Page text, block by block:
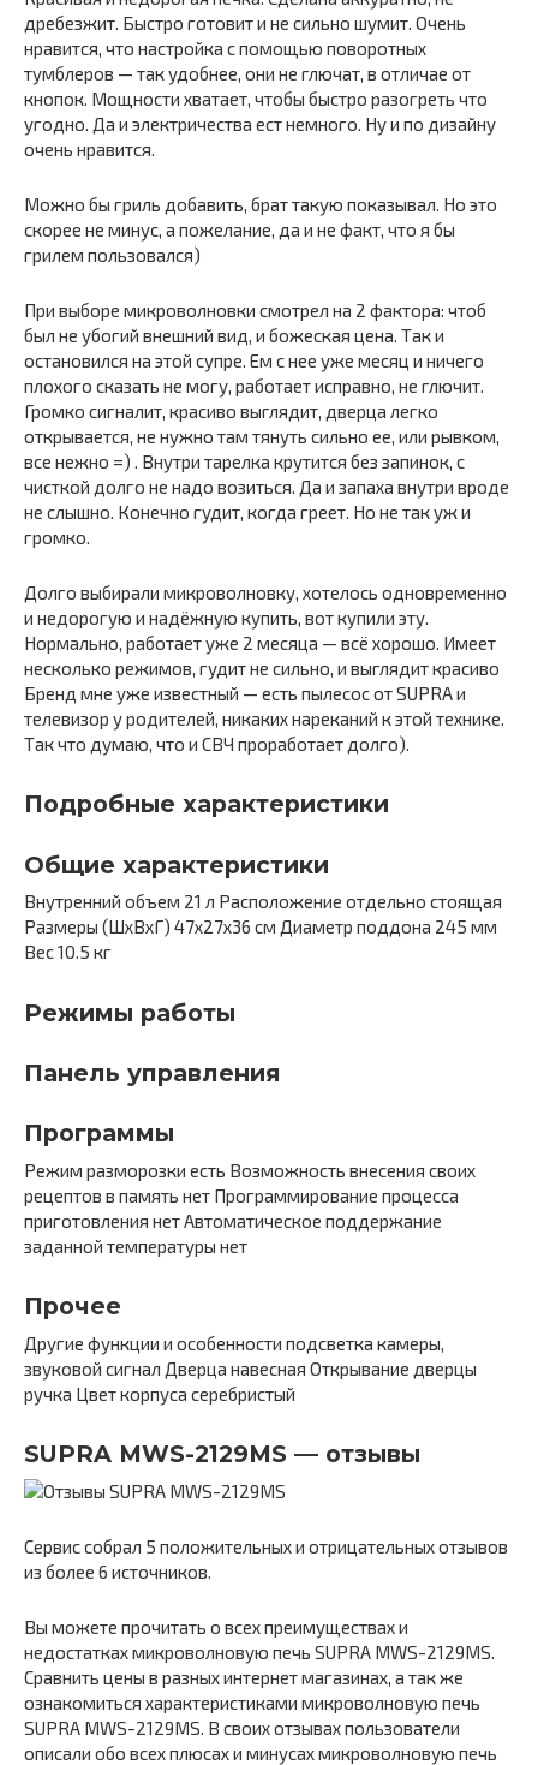
дребезжит. Быстро готовит и не сильно шумит. Очень
нравится, что настройка с помощью поворотных
тумблеров — так удобнее, они не глючат, в отличае от
кнопок. Мощности хватает, чтобы быстро разогреть что
угодно. Да и электричества ест немного. Ну и по дизайну
очень нравится.
Можно бы гриль добавить, брат такую показывал. Но это
скорее не минус, а пожелание, да и не факт, что я бы
грилем пользовался)
При выборе микроволновки смотрел на 2 фактора: чтоб
был не убогий внешний вид, и божеская цена. Так и
остановился на этой супре. Ем с нее уже месяц и ничего
плохого сказать не могу, работает исправно, не глючит.
Громко сигналит, красиво выглядит, дверца легко
открывается, не нужно там тянуть сильно ее, или рывком,
все нежно =) . Внутри тарелка крутится без запинок, с
чисткой долго не надо возиться. Да и запаха внутри вроде
не слышно. Конечно гудит, когда греет. Но не так уж и
громко.
Долго выбирали микроволновку, хотелось одновременно
и недорогую и надёжную купить, вот купили эту.
Нормально, работает уже 2 месяца — всё хорошо. Имеет
несколько режимов, гудит не сильно, и выглядит красиво
Бренд мне уже известный — есть пылесос от SUPRA и
телевизор у родителей, никаких нареканий к этой технике.
Так что думаю, что и СВЧ проработает долго).
Подробные характеристики
Общие характеристики
Внутренний объем 21 л Расположение отдельно стоящая
Размеры (ШxВxГ) 47x27x36 cм Диаметр поддона 245 мм
Вес 10.5 кг
Режимы работы
Панель управления
Программы
Режим разморозки есть Возможность внесения своих
рецептов в память нет Программирование процесса
приготовления нет Автоматическое поддержание
заданной температуры нет
Прочее
Другие функции и особенности подсветка камеры,
звуковой сигнал Дверца навесная Открывание дверцы
ручка Цвет корпуса серебристый
SUPRA MWS-2129MS — отзывы
Сервис собрал 5 положительных и отрицательных отзывов
из более 6 источников.
Вы можете прочитать о всех преимуществах и
недостатках микроволновую печь SUPRA MWS-2129MS.
Сравнить цены в разных интернет магазинах, а так же
ознакомиться характеристиками микроволновую печь
SUPRA MWS-2129MS. В своих отзывах пользователи
описали обо всех плюсах и минусах микроволновую печь